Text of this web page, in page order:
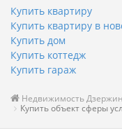
Купить квартиру
Купить квартиру в
Купить дом
Купить коттедж
Купить гараж
Недвижимость
Купить объект сферы